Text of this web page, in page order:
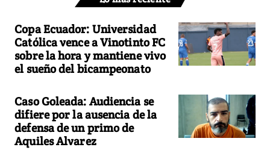
Copa Ecuador: Universidad
Católica vence a Vinotinto FC
sobre la hora y mantiene vivo
el sueño del bicampeonato
Caso Goleada: Audiencia se
difiere por la ausencia de la
defensa de un primo de
Aquiles Alvarez